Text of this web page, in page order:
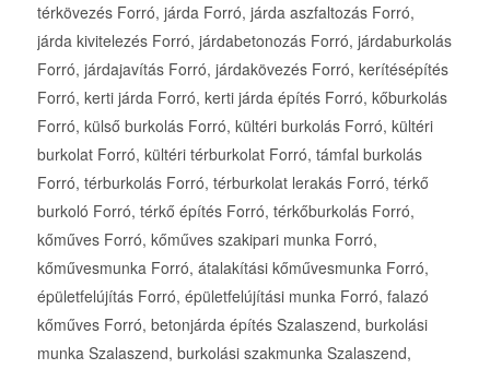
térkövezés Forró, járda Forró, járda aszfaltozás Forró,
járda kivitelezés Forró, járdabetonozás Forró, járdaburkolás
Forró, járdajavítás Forró, járdakövezés Forró, kerítésépítés
Forró, kerti járda Forró, kerti járda építés Forró, kőburkolás
Forró, külső burkolás Forró, kültéri burkolás Forró, kültéri
burkolat Forró, kültéri térburkolat Forró, támfal burkolás
Forró, térburkolás Forró, térburkolat lerakás Forró, térkő
burkoló Forró, térkő építés Forró, térkőburkolás Forró,
kőműves Forró, kőműves szakipari munka Forró,
kőművesmunka Forró, átalakítási kőművesmunka Forró,
épületfelújítás Forró, épületfelújítási munka Forró, falazó
kőműves Forró, betonjárda építés Szalaszend, burkolási
munka Szalaszend, burkolási szakmunka Szalaszend,